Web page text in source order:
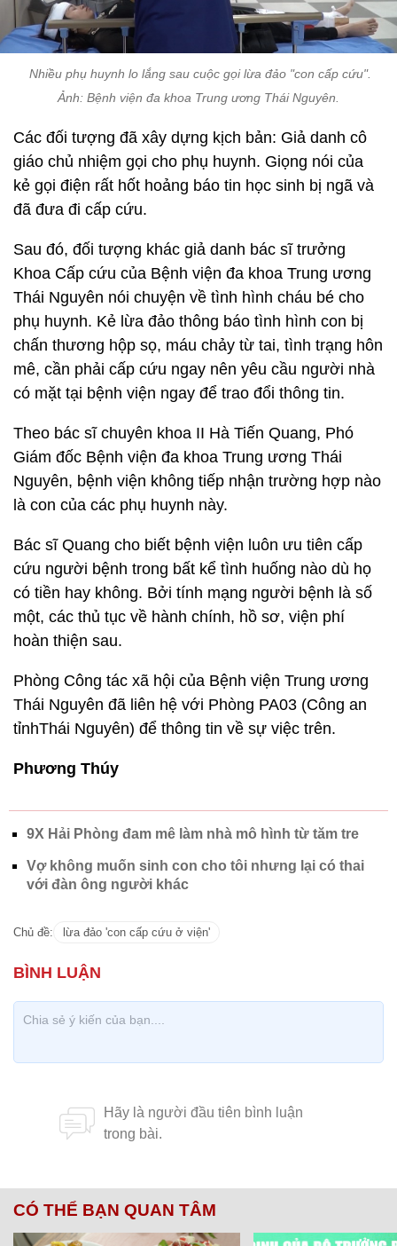
Nhiều phụ huynh lo lắng sau cuộc gọi lừa đảo "con cấp cứu".
Ảnh: Bệnh viện đa khoa Trung ương Thái Nguyên.
Các đối tượng đã xây dựng kịch bản: Giả danh cô
giáo chủ nhiệm gọi cho phụ huynh. Giọng nói của
kẻ gọi điện rất hốt hoảng báo tin học sinh bị ngã và
đã đưa đi cấp cứu.
Sau đó, đối tượng khác giả danh bác sĩ trưởng
Khoa Cấp cứu của Bệnh viện đa khoa Trung ương
Thái Nguyên nói chuyện về tình hình cháu bé cho
phụ huynh. Kẻ lừa đảo thông báo tình hình con bị
chấn thương hộp sọ, máu chảy từ tai, tình trạng hôn
mê, cần phải cấp cứu ngay nên yêu cầu người nhà
có mặt tại bệnh viện ngay để trao đổi thông tin.
Theo bác sĩ chuyên khoa II Hà Tiến Quang, Phó
Giám đốc Bệnh viện đa khoa Trung ương Thái
Nguyên, bệnh viện không tiếp nhận trường hợp nào
là con của các phụ huynh này.
Bác sĩ Quang cho biết bệnh viện luôn ưu tiên cấp
cứu người bệnh trong bất kể tình huống nào dù họ
có tiền hay không. Bởi tính mạng người bệnh là số
một, các thủ tục về hành chính, hồ sơ, viện phí
hoàn thiện sau.
Phòng Công tác xã hội của Bệnh viện Trung ương
Thái Nguyên đã liên hệ với Phòng PA03 (Công an
tỉnhThái Nguyên) để thông tin về sự việc trên.
Phương Thúy
9X Hải Phòng đam mê làm nhà mô hình từ tăm tre
Vợ không muốn sinh con cho tôi nhưng lại có thai
với đàn ông người khác
Chủ đề: lừa đảo 'con cấp cứu ở viện'
CÓ THỂ BẠN QUAN TÂM